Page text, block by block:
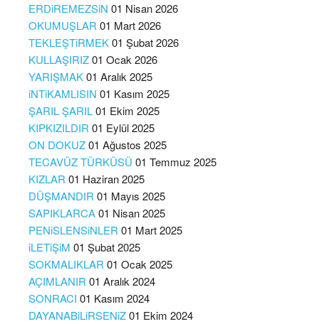
ERDiREMEZSiN 01 Nisan 2026
OKUMUŞLAR 01 Mart 2026
TEKLEŞTiRMEK01 Şubat 2026
KULLAŞIRIZ01 Ocak 2026
YARIŞMAK01 Aralık 2025
iNTiKAMLISIN 01 Kasım 2025
ŞARIL ŞARIL01 Ekim 2025
KIPKIZILDIR 01 Eylül 2025
ON DOKUZ01 Ağustos 2025
TECAVÜZ TÜRKÜSÜ 01 Temmuz 2025
KIZLAR 01 Haziran 2025
DÜŞMANDIR 01 Mayıs 2025
SAPIKLARCA01 Nisan 2025
PENiSLENSiNLER 01 Mart 2025
iLETiŞiM 01 Şubat 2025
SOKMALIKLAR 01 Ocak 2025
AÇIMLANIR 01 Aralık 2024
SONRACI 01 Kasım 2024
DAYANABiLiRSENiZ01 Ekim 2024